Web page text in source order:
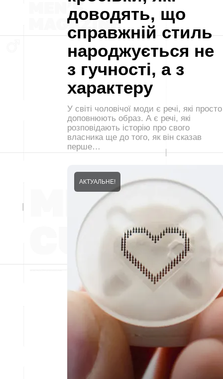
доводять, що
справжній стиль
народжується не
з гучності, а з
характеру
У світі чоловічої моди є речі, які просто
доповнюють образ. А є речі, які
розповідають історію про свого
власника ще до того, як він сказав
перше…
АКТУАЛЬНЕ!